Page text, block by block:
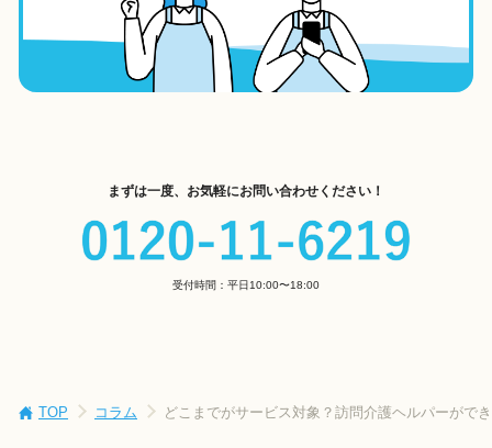
まずは一度、お気軽にお問い合わせください！
受付時間：平日10:00〜18:00
TOP コラム どこまでがサービス対象？訪問介護ヘルパーがで